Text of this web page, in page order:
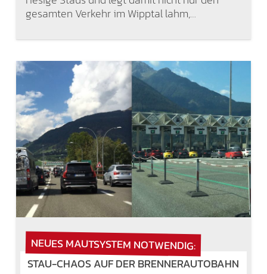
gesamten Verkehr im Wipptal lahm,…
NEUES MAUTSYSTEM NOTWENDIG:
STAU-CHAOS AUF DER BRENNERAUTOBAHN